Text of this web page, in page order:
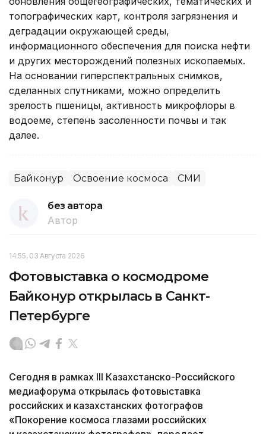
топографических карт, контроля загрязнения и
деградации окружающей среды,
информационного обеспечения для поиска нефти
и других месторождений полезных ископаемых.
На основании гиперспектральных снимков,
сделанных спутниками, можно определить
зрелость пшеницы, активность микрофлоры в
водоеме, степень засоленности почвы и так
далее.
Байконур Освоение космоса СМИ
без автора
Автор
14:55, 03 Августа 2026
Фотовыставка о космодроме
Байконур открылась в Санкт-
Петербурге
Сегодня в рамках III Казахстанско-Российского
медиафорума открылась фотовыставка
российских и казахстанских фотографов
«Покорение космоса глазами российских